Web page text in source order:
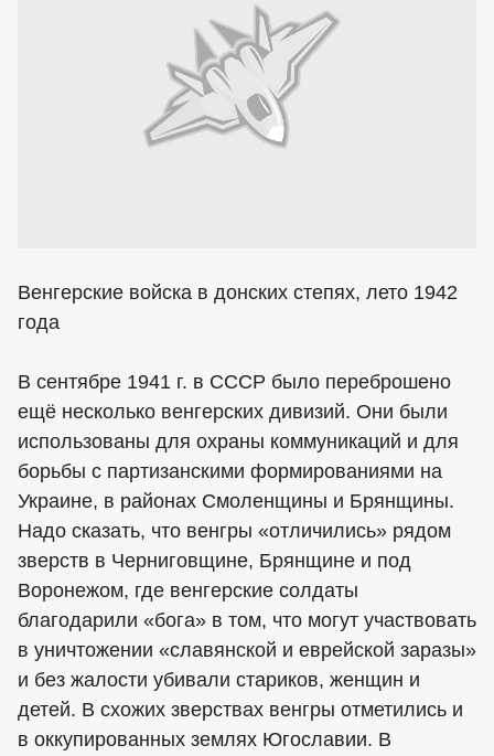
Венгерские войска в донских степях, лето 1942
года
В сентябре 1941 г. в СССР было переброшено
ещё несколько венгерских дивизий. Они были
использованы для охраны коммуникаций и для
борьбы с партизанскими формированиями на
Украине, в районах Смоленщины и Брянщины.
Надо сказать, что венгры «отличились» рядом
зверств в Черниговщине, Брянщине и под
Воронежом, где венгерские солдаты
благодарили «бога» в том, что могут участвовать
в уничтожении «славянской и еврейской заразы»
и без жалости убивали стариков, женщин и
детей. В схожих зверствах венгры отметились и
в оккупированных землях Югославии. В